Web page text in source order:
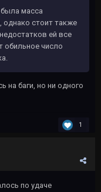
масса
однако стоит также
ей все
обильное число
на баги, но ни одного
1
по удаче